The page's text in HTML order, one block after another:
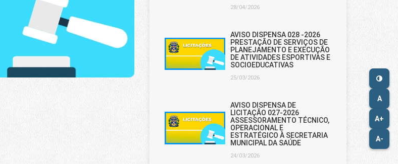
A
A+
A-
28/04/2026
AVISO DISPENSA 028 -2026
PRESTAÇÃO DE SERVIÇOS DE
PLANEJAMENTO E EXECUÇÃO
DE ATIVIDADES ESPORTIVAS E
SOCIOEDUCATIVAS
25/03/2026
AVISO DISPENSA DE
LICITAÇÃO 027-2026
ASSESSORAMENTO TÉCNICO,
OPERACIONAL E
ESTRATÉGICO À SECRETARIA
MUNICIPAL DA SAÚDE
24/03/2026